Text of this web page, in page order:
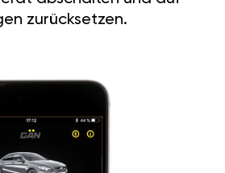
zurücksetzen.